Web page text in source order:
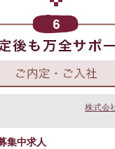
株式会
集中求人